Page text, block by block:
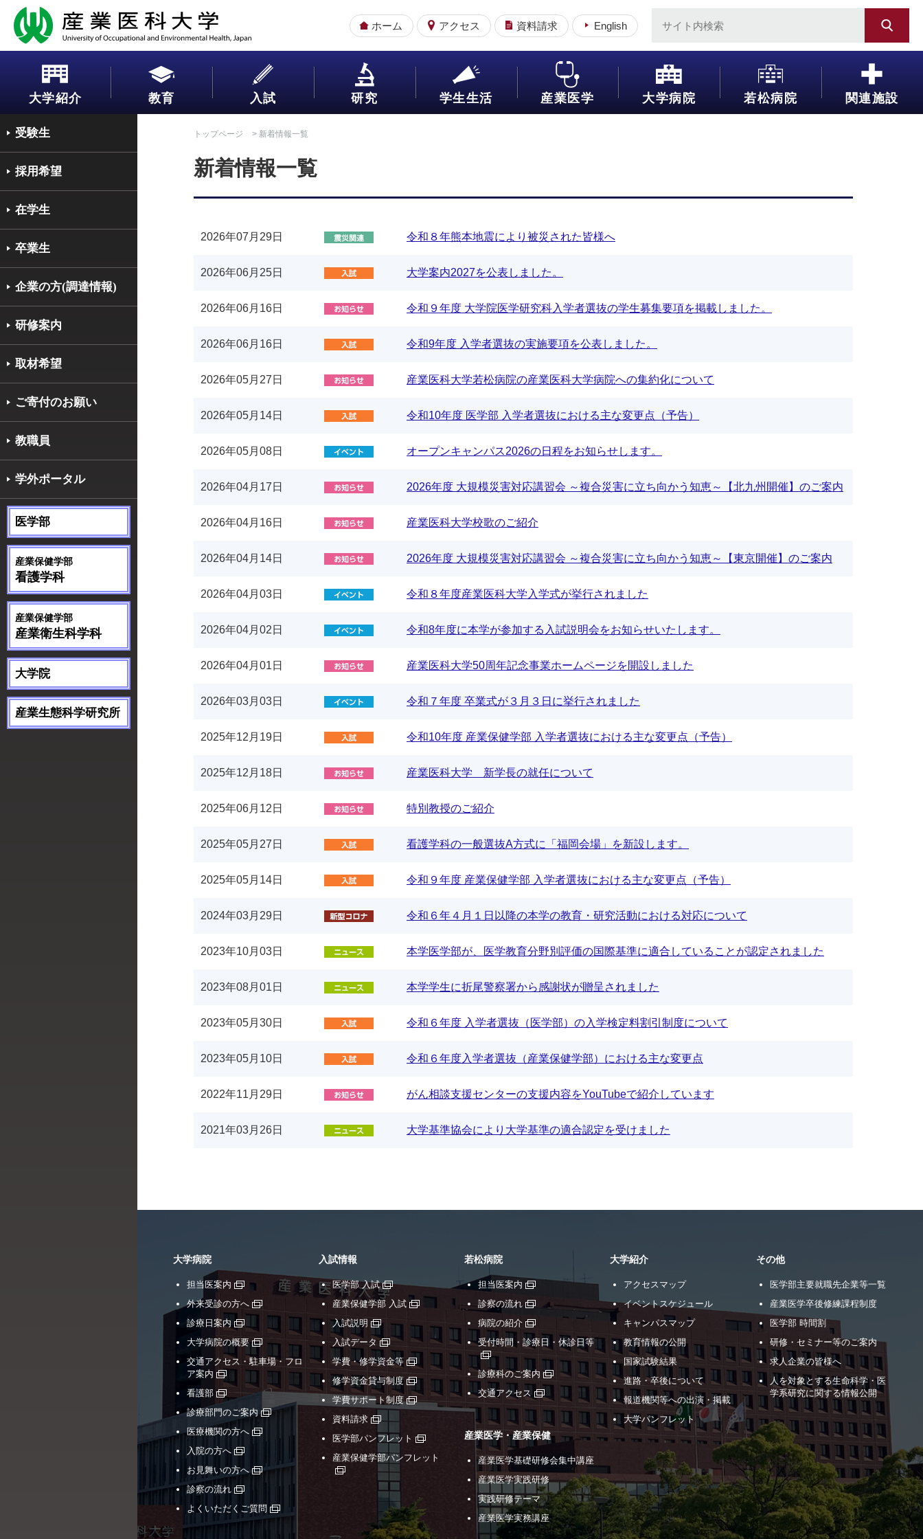
ホーム アクセス 資料請求 English
大学紹介 教育 入試 研究 学生生活 産業医学 大学病院 若松病院 関連施設
受験生
採用希望
在学生
卒業生
企業の方(調達情報)
研修案内
取材希望
ご寄付のお願い
教職員
学外ポータル
医学部
産業保健学部
看護学科
産業保健学部
産業衛生科学科
大学院
産業生態科学研究所
トップページ > 新着情報一覧
新着情報一覧
2026年07月29日 令和８年熊本地震により被災された皆様へ
2026年06月25日 大学案内2027を公表しました。
2026年06月16日 令和９年度 大学院医学研究科入学者選抜の学生募集要項を掲載しました。
2026年06月16日 令和9年度 入学者選抜の実施要項を公表しました。
2026年05月27日 産業医科大学若松病院の産業医科大学病院への集約化について
2026年05月14日 令和10年度 医学部 入学者選抜における主な変更点（予告）
2026年05月08日 オープンキャンパス2026の日程をお知らせします。
2026年04月17日 2026年度 大規模災害対応講習会 ～複合災害に立ち向かう知恵～【北九州開催】のご案内
2026年04月16日 産業医科大学校歌のご紹介
2026年04月14日 2026年度 大規模災害対応講習会 ～複合災害に立ち向かう知恵～【東京開催】のご案内
2026年04月03日 令和８年度産業医科大学入学式が挙行されました
2026年04月02日 令和8年度に本学が参加する入試説明会をお知らせいたします。
2026年04月01日 産業医科大学50周年記念事業ホームページを開設しました
2026年03月03日 令和７年度 卒業式が３月３日に挙行されました
2025年12月19日 令和10年度 産業保健学部 入学者選抜における主な変更点（予告）
2025年12月18日 産業医科大学 新学長の就任について
2025年06月12日 特別教授のご紹介
2025年05月27日 看護学科の一般選抜A方式に「福岡会場」を新設します。
2025年05月14日 令和９年度 産業保健学部 入学者選抜における主な変更点（予告）
2024年03月29日 令和６年４月１日以降の本学の教育・研究活動における対応について
2023年10月03日 本学医学部が、医学教育分野別評価の国際基準に適合していることが認定されました
2023年08月01日 本学学生に折尾警察署から感謝状が贈呈されました
2023年05月30日 令和６年度 入学者選抜（医学部）の入学検定料割引制度について
2023年05月10日 令和６年度入学者選抜（産業保健学部）における主な変更点
2022年11月29日 がん相談支援センターの支援内容をYouTubeで紹介しています
2021年03月26日 大学基準協会により大学基準の適合認定を受けました
大学病院
担当医案内
外来受診の方へ
診療日案内
大学病院の概要
交通アクセス・駐車場・フロ
ア案内
看護部
診療部門のご案内
医療機関の方へ
入院の方へ
お見舞いの方へ
診察の流れ
よくいただくご質問
入試情報
医学部 入試
産業保健学部 入試
入試説明
入試データ
学費・修学資金等
修学資金貸与制度
学費サポート制度
資料請求
医学部パンフレット
産業保健学部パンフレット
若松病院
担当医案内
診察の流れ
病院の紹介
受付時間・診療日・休診日等
診療科のご案内
交通アクセス
産業医学・産業保健
産業医学基礎研修会集中講座
産業医学実践研修
実践研修テーマ
産業医学実務講座
大学紹介
アクセスマップ
イベントスケジュール
キャンパスマップ
教育情報の公開
国家試験結果
進路・卒後について
報道機関等への出演・掲載
大学パンフレット
その他
医学部主要就職先企業等一覧
産業医学卒後修練課程制度
医学部 時間割
研修・セミナー等のご案内
求人企業の皆様へ
人を対象とする生命科学・医
学系研究に関する情報公開